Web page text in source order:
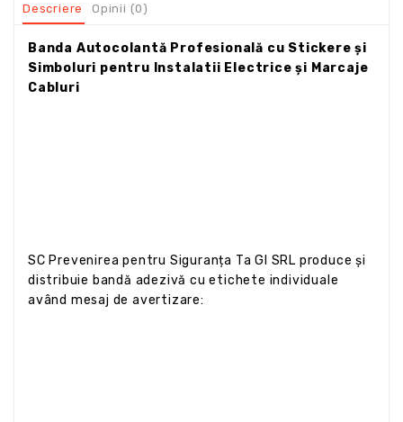
Descriere Opinii (0)
Banda Autocolantă Profesională cu Stickere și
Simboluri pentru Instalatii Electrice și Marcaje
Cabluri
SC Prevenirea pentru Siguranța Ta GI SRL produce și
distribuie bandă adezivă cu etichete individuale
având mesaj de avertizare: